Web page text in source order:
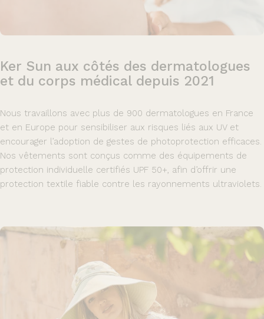
Ker Sun aux côtés des dermatologues
et du corps médical depuis 2021
Nous travaillons avec plus de 900 dermatologues en France
et en Europe pour sensibiliser aux risques liés aux UV et
encourager l’adoption de gestes de photoprotection efficaces.
Nos vêtements sont conçus comme des équipements de
protection individuelle certifiés UPF 50+, afin d’offrir une
protection textile fiable contre les rayonnements ultraviolets.